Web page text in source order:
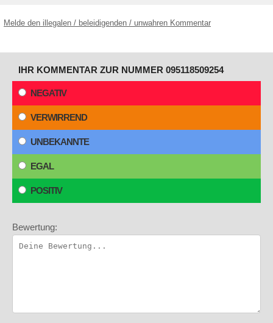
Melde den illegalen / beleidigenden / unwahren Kommentar
IHR KOMMENTAR ZUR NUMMER 095118509254
NEGATIV
VERWIRREND
UNBEKANNTE
EGAL
POSITIV
Bewertung: